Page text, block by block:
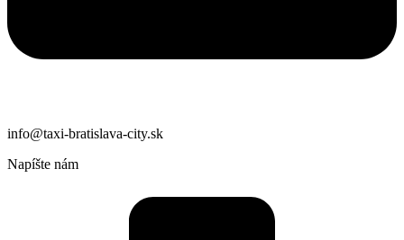
info@taxi-bratislava-city.sk
Napíšte nám